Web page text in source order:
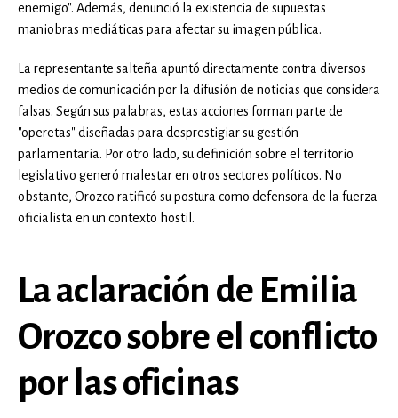
enemigo". Además, denunció la existencia de supuestas
maniobras mediáticas para afectar su imagen pública.
La representante salteña apuntó directamente contra diversos
medios de comunicación por la difusión de noticias que considera
falsas. Según sus palabras, estas acciones forman parte de
"operetas" diseñadas para desprestigiar su gestión
parlamentaria. Por otro lado, su definición sobre el territorio
legislativo generó malestar en otros sectores políticos. No
obstante, Orozco ratificó su postura como defensora de la fuerza
oficialista en un contexto hostil.
La aclaración de Emilia
Orozco sobre el conflicto
por las oficinas